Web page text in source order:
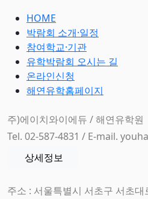
HOME
박람회 소개·일정
참여학교·기관
유학박람회 오시는 길
온라인신청
해연유학홈페이지
주)에이치와이에듀 / 해연유학원
Tel. 02-587-4831 / E-mail.
상세정보
주소 : 서울특별시 서초구 서초